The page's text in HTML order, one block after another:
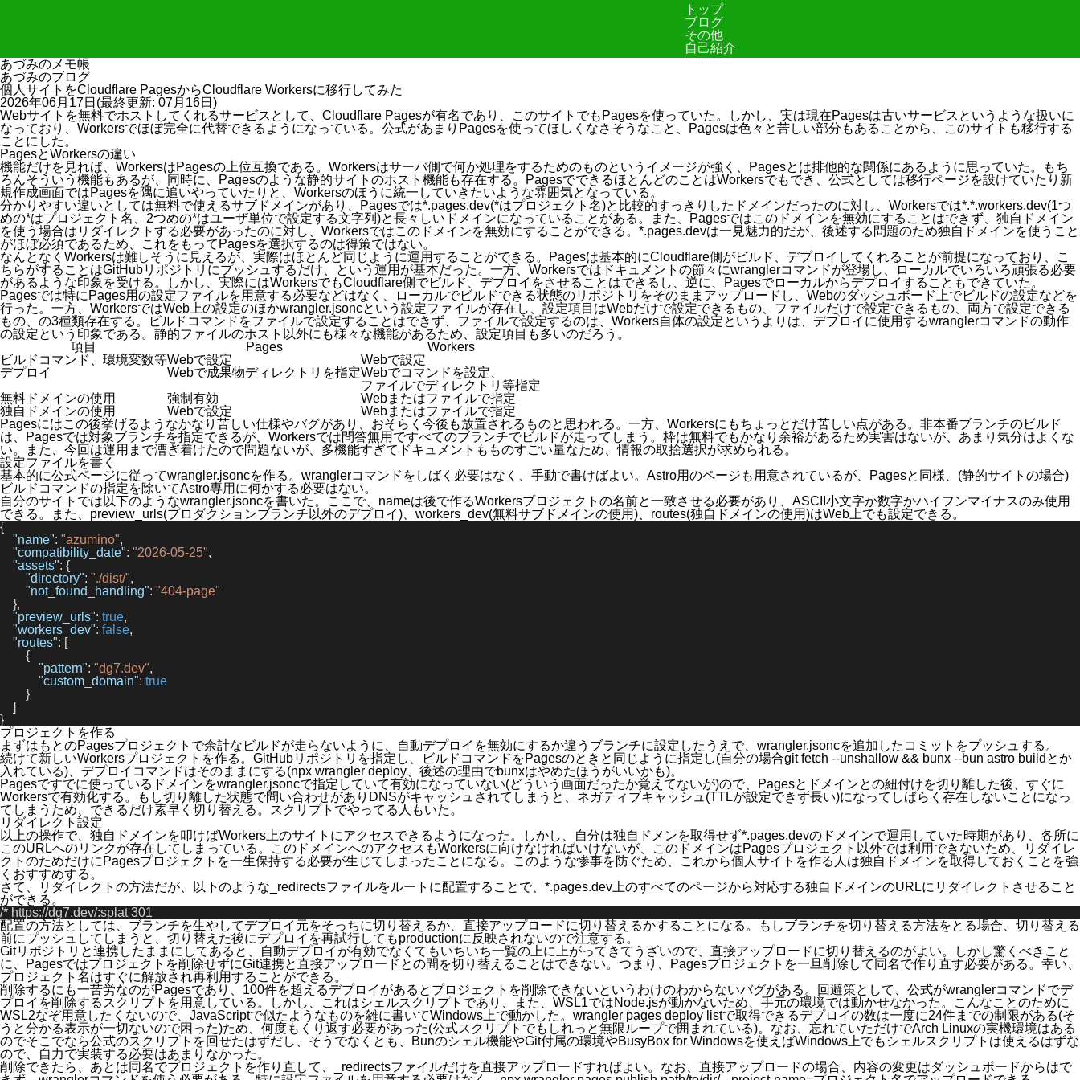
トップ
ブログ
その他
自己紹介
あづみのメモ帳
あづみのブログ
個人サイトをCloudflare PagesからCloudflare Workersに移行してみた
2026年06月17日 (最終更新: 07月16日 )
Webサイトを無料でホストしてくれるサービスとして、Cloudflare Pagesが有名であり、このサイトでもPagesを使っていた。しかし、実は現在Pagesは古いサービスというような扱いに
なっており、Workersでほぼ完全に代替できるようになっている。公式があまりPagesを使ってほしくなさそうなこと、Pagesは色々と苦しい部分もあることから、このサイトも移行する
ことにした。
PagesとWorkersの違い
機能だけを見れば、WorkersはPagesの上位互換である。Workersはサーバ側で何か処理をするためのものというイメージが強く、Pagesとは排他的な関係にあるように思っていた。もち
ろんそういう機能もあるが、同時に、Pagesのような静的サイトのホスト機能も存在する。PagesでできるほとんどのことはWorkersでもでき、公式としては移行ページを設けていたり新
規作成画面ではPagesを隅に追いやっていたりと、Workersのほうに統一していきたいような雰囲気となっている。
分かりやすい違いとしては無料で使えるサブドメインがあり、Pagesでは*.pages.dev(*はプロジェクト名)と比較的すっきりしたドメインだったのに対し、Workersでは*.*.workers.dev(1つ
めの*はプロジェクト名、2つめの*はユーザ単位で設定する文字列)と長々しいドメインになっていることがある。また、Pagesではこのドメインを無効にすることはできず、独自ドメイン
を使う場合はリダイレクトする必要があったのに対し、Workersではこのドメインを無効にすることができる。 *.pages.devは一見魅力的だが、後述する問題のため独自ドメインを使うこと
がほぼ必須であるため、これをもってPagesを選択するのは得策ではない。
なんとなくWorkersは難しそうに見えるが、実際はほとんど同じように運用することができる。Pagesは基本的にCloudflare側がビルド、デプロイしてくれることが前提になっており、こ
ちらがすることはGitHubリポジトリにプッシュするだけ、という運用が基本だった。一方、Workersではドキュメントの節々にwranglerコマンドが登場し、ローカルでいろいろ頑張る必要
があるような印象を受ける。しかし、実際にはWorkersでもCloudflare側でビルド、デプロイをさせることはできるし、逆に、Pagesでローカルからデプロイすることもできていた。
Pagesでは特にPages用の設定ファイルを用意する必要などはなく、ローカルでビルドできる状態のリポジトリをそのままアップロードし、Webのダッシュボード上でビルドの設定などを
行った。一方、WorkersではWeb上の設定のほかwrangler.jsoncという設定ファイルが存在し、設定項目はWebだけで設定できるもの、ファイルだけで設定できるもの、両方で設定できる
もの、の3種類存在する。ビルドコマンドをファイルで設定することはできず、ファイルで設定するのは、Workers自体の設定というよりは、デプロイに使用するwranglerコマンドの動作
の設定という印象である。静的ファイルのホスト以外にも様々な機能があるため、設定項目も多いのだろう。
項目
Pages
Workers
ビルドコマンド、環境変数等Webで設定
Webで設定
デプロイ
Webで成果物ディレクトリを指定Webでコマンドを設定、
ファイルでディレクトリ等指定
無料ドメインの使用
強制有効
Webまたはファイルで指定
独自ドメインの使用
Webで設定
Webまたはファイルで指定
Pagesにはこの後挙げるようなかなり苦しい仕様やバグがあり、おそらく今後も放置されるものと思われる。一方、Workersにもちょっとだけ苦しい点がある。非本番ブランチのビルド
は、Pagesでは対象ブランチを指定できるが、Workersでは問答無用ですべてのブランチでビルドが走ってしまう。枠は無料でもかなり余裕があるため実害はないが、あまり気分はよくな
い。また、今回は運用まで漕ぎ着けたので問題ないが、多機能すぎてドキュメントもものすごい量なため、情報の取捨選択が求められる。
設定ファイルを書く
基本的に公式ページに従ってwrangler.jsoncを作る。 wranglerコマンドをしばく必要はなく、手動で書けばよい。 Astro用のページ も用意されているが、Pagesと同様、(静的サイトの場合)
ビルドコマンドの指定を除いてAstro専用に何かする必要はない。
自分のサイトでは以下のようなwrangler.jsoncを書いた。ここで、 nameは後で作るWorkersプロジェクトの名前と一致させる必要があり、ASCII小文字か数字かハイフンマイナスのみ使用
できる。また、 preview_urls(プロダクションブランチ以外のデプロイ)、 workers_dev(無料サブドメインの使用)、 routes(独自ドメインの使用)はWeb上でも設定できる。
{
    "name"
: "azumino",
    "compatibility_date"
: "2026-05-25",
    "assets"
: {
        "directory"
: "./dist/",
        "not_found_handling"
: "404-page"
    },
    "preview_urls"
: true,
    "workers_dev"
: false,
    "routes"
: [
        {
            "pattern"
: "dg7.dev",
            "custom_domain"
: true
        }
    ]
}
プロジェクトを作る
まずはもとのPagesプロジェクトで余計なビルドが走らないように、自動デプロイを無効にするか違うブランチに設定したうえで、 wrangler.jsoncを追加したコミットをプッシュする。
続けて新しいWorkersプロジェクトを作る。GitHubリポジトリを指定し、ビルドコマンドをPagesのときと同じように指定し(自分の場合git fetch --unshallow && bunx --bun astro build とか
入れている)、デプロイコマンドはそのままにする(npx wrangler deploy 、後述の理由でbunxはやめたほうがいいかも)。
Pagesですでに使っているドメインをwrangler.jsoncで指定していて有効になっていない(どういう画面だったか覚えてないが)ので、Pagesとドメインとの紐付けを切り離した後、すぐに
Workersで有効化する。もし切り離した状態で問い合わせがありDNSがキャッシュされてしまうと、ネガティブキャッシュ(TTLが設定できず長い)になってしばらく存在しないことになっ
てしまうため、できるだけ素早く切り替える。
スクリプトでやってる人 もいた。
リダイレクト設定
以上の操作で、独自ドメインを叩けばWorkers上のサイトにアクセスできるようになった。しかし、自分は独自ドメンを取得せず*.pages.devのドメインで運用していた時期があり、各所に
このURLへのリンクが存在してしまっている。このドメインへのアクセスもWorkersに向けなければいけないが、このドメインはPagesプロジェクト以外では利用できないため、リダイレ
クトのためだけにPagesプロジェクトを一生保持する必要が生じてしまったことになる。このような惨事を防ぐため、これから個人サイトを作る人は独自ドメインを取得しておくことを強
くおすすめする。
さて、リダイレクトの方法だが、以下のような _redirectsファイルをルートに配置することで、 *.pages.dev 上のすべてのページから対応する独自ドメインのURLにリダイレクトさせること
ができる。
/* https://dg7.dev/:splat 301
配置の方法としては、ブランチを生やしてデプロイ元をそっちに切り替えるか、直接アップロードに切り替えるかすることになる。もしブランチを切り替える方法をとる場合、切り替える
前にプッシュしてしまうと、切り替えた後にデプロイを再試行してもproductionに反映されないので注意する。
Gitリポジトリと連携したままにしてあると、自動デプロイが有効でなくてもいちいち一覧の上に上がってきてうざいので、直接アップロードに切り替えるのがよい。しかし驚くべきこと
に、Pagesではプロジェクトを削除せずにGit連携と直接アップロードとの間を切り替えることはできない。つまり、Pagesプロジェクトを一旦削除して同名で作り直す必要がある。幸い、
プロジェクト名はすぐに解放され再利用することができる。
削除するにも一苦労なのがPagesであり、100件を超えるデプロイがあるとプロジェクトを削除できないというわけのわからないバグがある。回避策として、公式がwranglerコマンドでデ
プロイを削除するスクリプト を用意している。しかし、これはシェルスクリプトであり、また、WSL1ではNode.jsが動かないため、手元の環境では動かせなかった。こんなことのために
WSL2なぞ用意したくないので、JavaScriptで似たようなものを雑に書いてWindows上で動かした。 wrangler pages deploy listで取得できるデプロイの数は一度に24件までの制限がある(そ
うと分かる表示が一切ないので困った)ため、何度もくり返す必要があった(公式スクリプトでもしれっと無限ループで囲まれている)。なお、忘れていただけでArch Linuxの実機環境はある
のでそこでなら公式のスクリプトを回せたはずだし、そうでなくとも、Bunのシェル機能やGit付属の環境やBusyBox for Windowsを使えばWindows上でもシェルスクリプトは使えるはずな
ので、自力で実装する必要はあまりなかった。
削除できたら、あとは同名でプロジェクトを作り直して、
_redirectsファイルだけを直接アップロードすればよい。なお、直接アップロードの場合、内容の変更はダッシュボードからはで